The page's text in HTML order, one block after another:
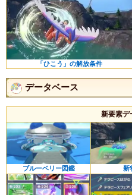
「ひこう」の解放条件
データベース
新要素デ
ブルーベリー図鑑 新